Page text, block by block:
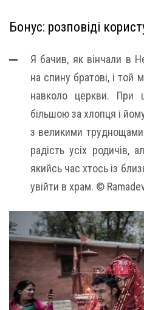
Бонус: розповіді
Я бачив, як вінчали в
на спину братові, і той
навколо церкви. При
більшою за хлопця і
з великими труднощами
радість усіх родичів,
якийсь час хтось із
увійти в храм. ©